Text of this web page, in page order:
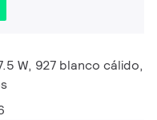
W, 927 blanco cálido,